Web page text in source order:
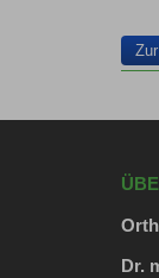
Dr.